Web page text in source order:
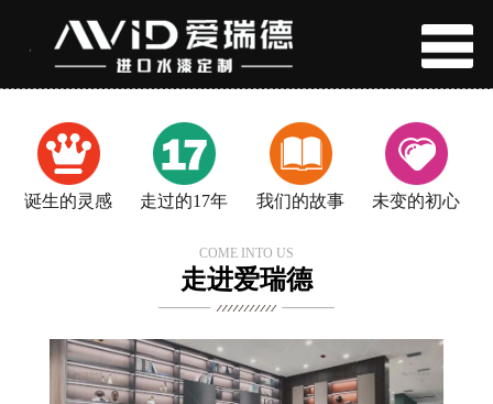
诞生的灵感 走过的17年 我们的故事 未变的初心
COME INTO US
走进爱瑞德